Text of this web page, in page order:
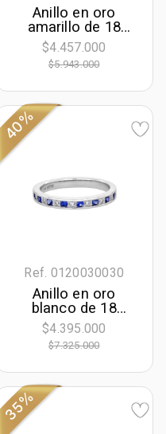
Anillo en oro
amarillo de 18
Kilates
$4.457.000
$5.943.000
40%
Ref. 0120030030
Anillo en oro
blanco de 18
Kilates, con
zafiros de 0.20 Ct
y diamantes de
$4.395.000
$7.325.000
35%